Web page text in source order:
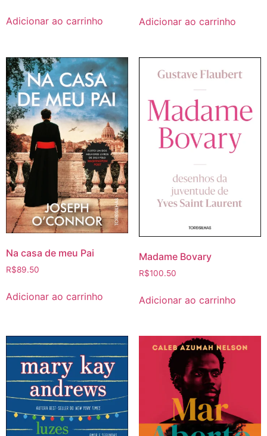
Adicionar ao carrinho Adicionar ao carrinho
Na casa de meu Pai
R$89.50
Adicionar ao carrinho
Madame Bovary
R$100.50
Adicionar ao carrinho